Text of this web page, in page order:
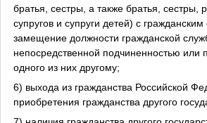
братья, сестры, а также братья, сестры,
супругов и супруги детей) с
замещение должности гражданской
непосредственной подчиненностью или
одного из них другому;
6) выхода из гражданства Российской
приобретения гражданства другого